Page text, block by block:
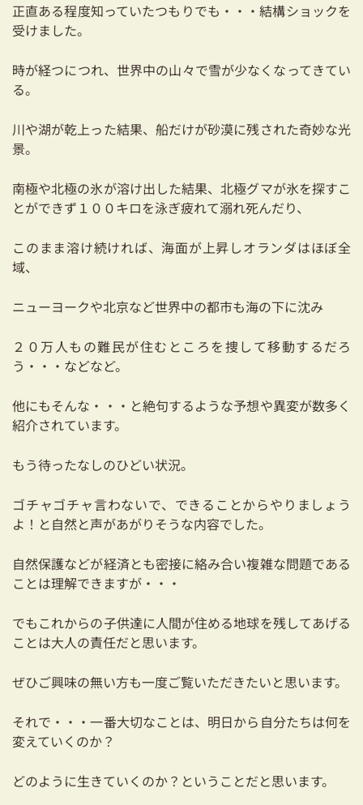
正直ある程度知っていたつもりでも・・・結構ショックを
受けました。
時が経つにつれ、世界中の山々で雪が少なくなってきてい
る。
川や湖が乾上った結果、船だけが砂漠に残された奇妙な光
景。
南極や北極の氷が溶け出した結果、北極グマが氷を探すこ
とができず１００キロを泳ぎ疲れて溺れ死んだり、
このまま溶け続ければ、海面が上昇しオランダはほぼ全
域、
ニューヨークや北京など世界中の都市も海の下に沈み
２０万人もの難民が住むところを捜して移動するだろ
う・・・などなど。
他にもそんな・・・と絶句するような予想や異変が数多く
紹介されています。
もう待ったなしのひどい状況。
ゴチャゴチャ言わないで、できることからやりましょう
よ！と自然と声があがりそうな内容でした。
自然保護などが経済とも密接に絡み合い複雑な問題である
ことは理解できますが・・・
でもこれからの子供達に人間が住める地球を残してあげる
ことは大人の責任だと思います。
ぜひご興味の無い方も一度ご覧いただきたいと思います。
それで・・・一番大切なことは、明日から自分たちは何を
変えていくのか？
どのように生きていくのか？ということだと思います。